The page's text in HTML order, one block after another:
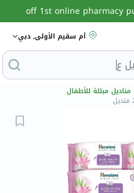
أم سقيم الأولى, دبي
مناديل مبللة للأطفال